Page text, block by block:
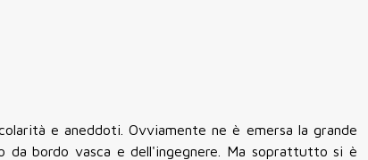
e aneddoti. Ovviamente ne è emersa la grande
da bordo vasca e dell'ingegnere. Ma soprattutto si è